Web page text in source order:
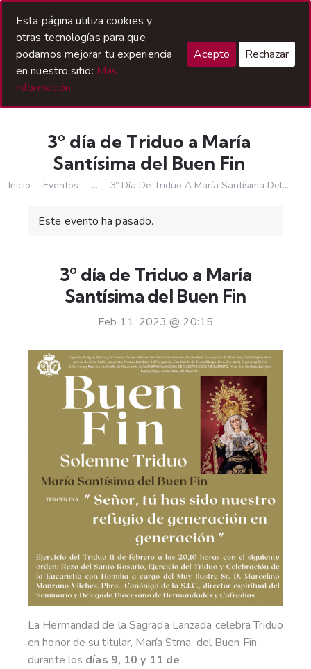
3º día de Triduo a María
Santísima del Buen Fin
Inicio Eventos ... 3º Día De Triduo A María Santísima Del...
Este evento ha pasado.
3º día de Triduo a María
Santísima del Buen Fin
Feb 11, 2023 @ 20:15
La Hermandad de la Sagrada Lanzada celebra Triduo
en honor de su titular, María Stma. del Buen Fin
durante los días 9, 10 y 11 de
Esta página utiliza cookies y
otras tecnologías para que
podamos mejorar tu experiencia
en nuestro sitio: Más
información.
Acepto Rechazar